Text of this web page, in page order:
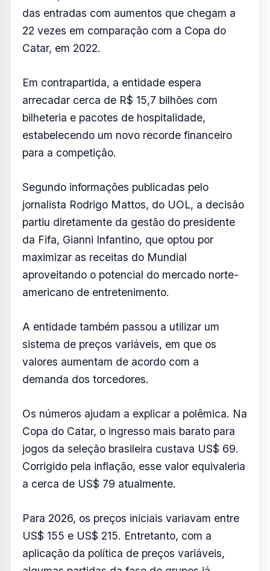
jornalista Rodrigo Mattos, do UOL, a decisão
partiu diretamente da gestão do presidente
da Fifa, Gianni Infantino, que optou por
aproveitando o potencial do mercado norte-
americano de entretenimento.
A entidade também passou a utilizar um
sistema de preços variáveis, em que os
demanda dos torcedores.
Os números ajudam a explicar a polêmica. Na
Copa do Catar, o ingresso mais barato para
jogos da seleção brasileira custava US$ 69.
Corrigido pela inflação, esse valor equivaleria
a cerca de US$ 79 atualmente.
Para 2026, os preços iniciais variavam entre
US$ 155 e US$ 215. Entretanto, com a
aplicação da política de preços variáveis,
algumas partidas da fase de grupos já
No caso do confronto entre Brasil e
Marrocos, o ingresso mais barato chegou a
US$ 1.740, valor aproximadamente 22 vezes
superior ao praticado no último Mundial.
A escalada de preços não se limita à primeira
fase. Nas oitavas de final, ingressos que já
haviam triplicado de valor em relação ao
Catar passaram a ser negociados perto dos